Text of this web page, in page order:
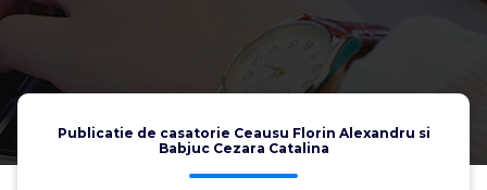
Publicatie de casatorie Ceausu Florin Alexandru si
Babjuc Cezara Catalina